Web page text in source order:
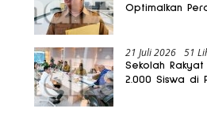
Optimalkan
21 Juli 2026 51
Sekolah
2.000 Siswa di